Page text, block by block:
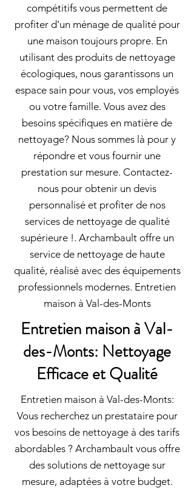
compétitifs vous permettent de
profiter d'un ménage de qualité pour
une maison toujours propre. En
utilisant des produits de nettoyage
écologiques, nous garantissons un
espace sain pour vous, vos employés
ou votre famille. Vous avez des
besoins spécifiques en matière de
nettoyage? Nous sommes là pour y
répondre et vous fournir une
prestation sur mesure. Contactez-
nous pour obtenir un devis
personnalisé et profiter de nos
services de nettoyage de qualité
supérieure !. Archambault offre un
service de nettoyage de haute
qualité, réalisé avec des équipements
professionnels modernes. Entretien
maison à Val-des-Monts
Entretien maison à Val-
des-Monts: Nettoyage
Efficace et Qualité
Entretien maison à Val-des-Monts:
Vous recherchez un prestataire pour
vos besoins de nettoyage à des tarifs
abordables ? Archambault vous offre
des solutions de nettoyage sur
mesure, adaptées à votre budget.